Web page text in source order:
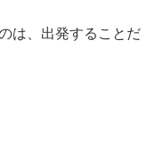
することだ